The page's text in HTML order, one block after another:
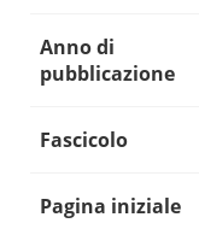
Anno di
pubblicazione
Fascicolo
Pagina iniziale